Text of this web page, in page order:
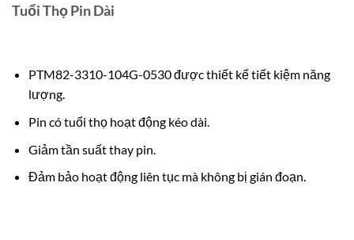
Tuổi Thọ Pin Dài
PTM82-3310-104G-0530 được thiết kế tiết kiệm năng
lượng.
Pin có tuổi thọ hoạt động kéo dài.
Giảm tần suất thay pin.
Đảm bảo hoạt động liên tục mà không bị gián đoạn.